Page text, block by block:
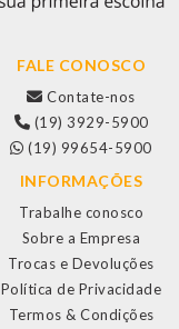
FALE CONOSCO
Contate-nos
(19) 3929-5900
(19) 99654-5900
INFORMAÇÕES
Trabalhe conosco
Sobre a Empresa
Trocas e Devoluções
Política de Privacidade
Termos & Condições